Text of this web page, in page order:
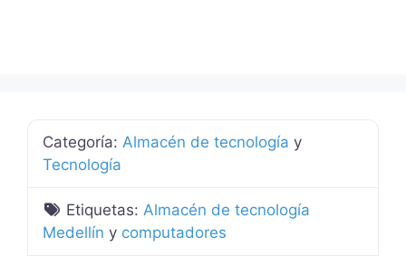
Categoría: Almacén de tecnología y
Tecnología
Etiquetas: Almacén de tecnología
Medellín y computadores